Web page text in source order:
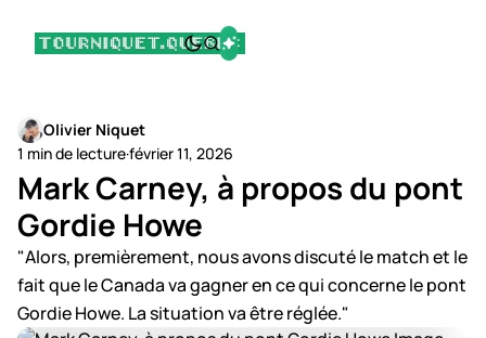
Olivier Niquet
1 min de lecture·février 11, 2026
Mark Carney, à propos du pont
Gordie Howe
"Alors, premièrement, nous avons discuté le match et le
fait que le Canada va gagner en ce qui concerne le pont
Gordie Howe. La situation va être réglée."